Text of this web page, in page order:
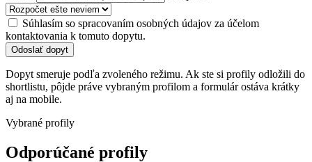
Súhlasím so spracovaním osobných údajov za účelom
kontaktovania k tomuto dopytu.
Odoslať dopyt
Dopyt smeruje podľa zvoleného režimu. Ak ste si profily odložili do
shortlistu, pôjde práve vybraným profilom a formulár ostáva krátky
aj na mobile.
Vybrané profily
Odporúčané profily